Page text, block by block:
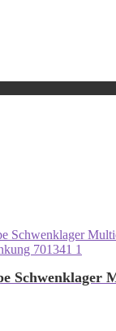
Schwenklager